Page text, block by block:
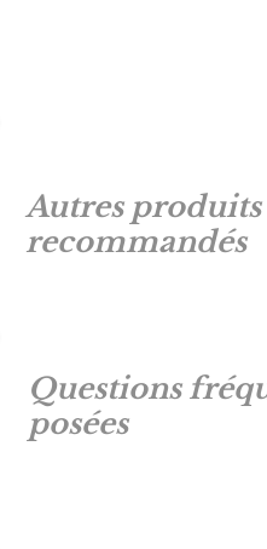
Autres produits
recommandés
Questions
posées